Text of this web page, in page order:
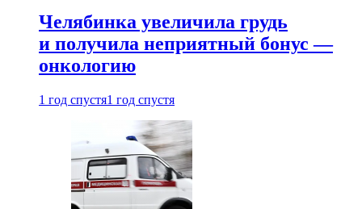
Челябинка увеличила грудь
и получила неприятный бонус —
онкологию
1 год спустя1 год спустя